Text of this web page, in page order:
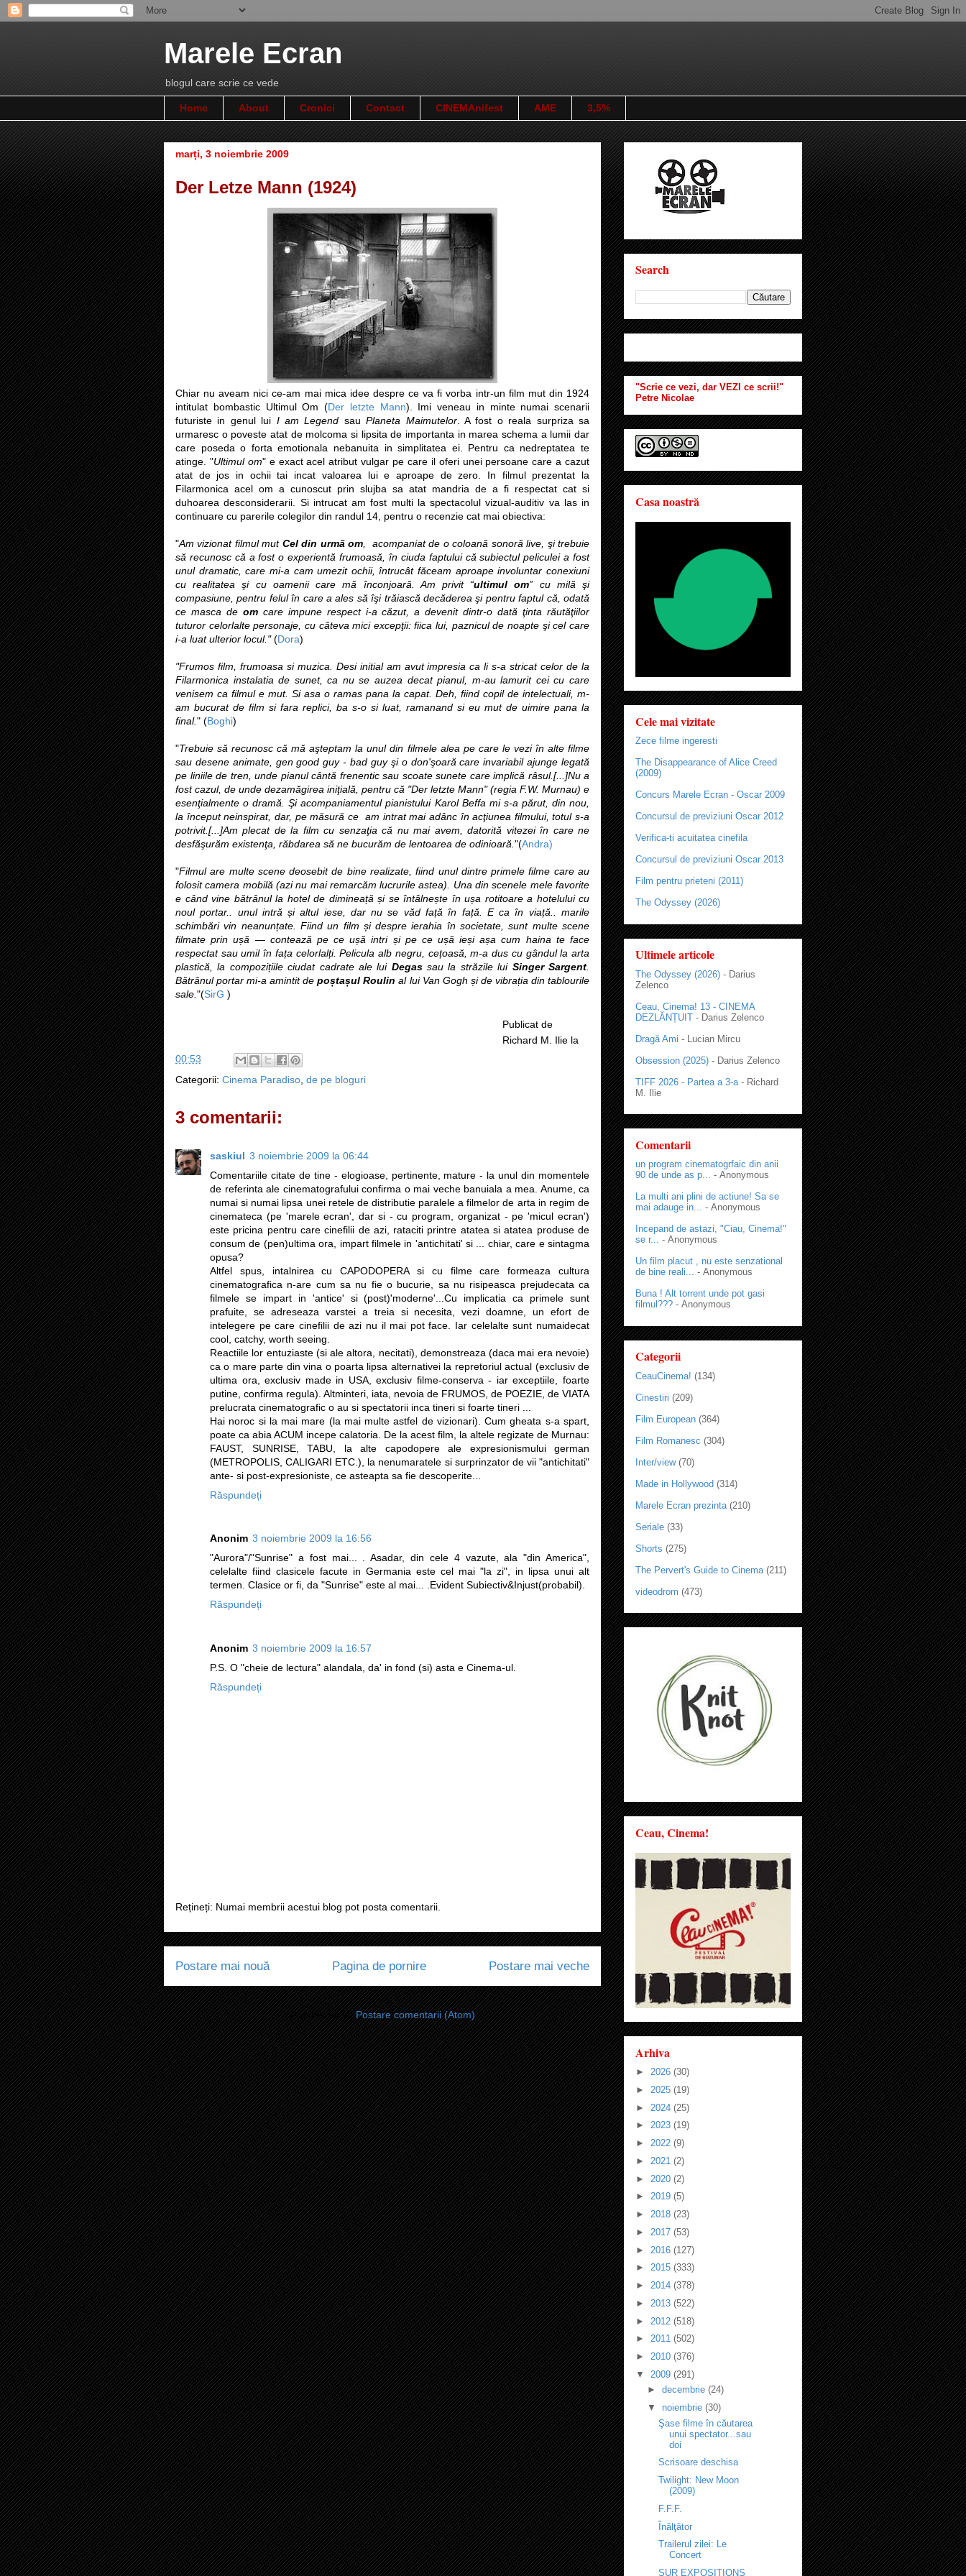
Marele Ecran
blogul care scrie ce vede
Home About Cronici Contact CINEMAnifest AME 3,5%
marți, 3 noiembrie 2009
Der Letze Mann (1924)
Chiar nu aveam nici ce-am mai mica idee despre ce va fi vorba intr-un film mut din 1924
intitulat bombastic Ultimul Om (Der letzte Mann). Imi veneau in minte numai scenarii
futuriste in genul lui I am Legend sauPlaneta Maimutelor. A fost o reala surpriza sa
urmaresc o poveste atat de molcoma si lipsita de importanta in marea schema a lumii dar
care poseda o forta emotionala nebanuita in simplitatea ei. Pentru ca nedreptatea te
atinge. "Ultimul om" e exact acel atribut vulgar pe care il oferi unei persoane care a cazut
atat de jos in ochii tai incat valoarea lui e aproape de zero. In filmul prezentat la
Filarmonica acel om a cunoscut prin slujba sa atat mandria de a fi respectat cat si
duhoarea desconsiderarii. Si intrucat am fost multi la spectacolul vizual-auditiv va las in
continuare cu parerile colegilor din randul 14, pentru o recenzie cat mai obiectiva:
"Am vizionat filmul mut Cel din urmăom , acompaniat de o coloană sonoră live, şi trebuie
să recunosc că a fost o experientă frumoasă, în ciuda faptului că subiectul peliculei a fost
unul dramatic, care mi-a cam umezit ochii, întrucât făceam aproape involuntar conexiuni
cu realitatea şi cu oamenii care mă înconjoară. Am privit “ultimul om” cu milă şi
compasiune, pentru felul în care a ales să îşi trăiască decăderea şi pentru faptul că, odată
ce masca de omcare impune respect i-a căzut, a devenit dintr-o dată ţinta răutăţiilor
tuturor celorlalte personaje, cu câteva mici excepţii: fiica lui, paznicul de noapte şi cel care
i-a luat ulterior locul."(Dora)
"Frumos film, frumoasa si muzica. Desi initial am avut impresia ca li s-a stricat celor de la
Filarmonica instalatia de sunet, ca nu se auzea decat pianul, m-au lamurit cei cu care
venisem ca filmul e mut. Si asa o ramas pana la capat. Deh, fiind copil de intelectuali, m-
am bucurat de film si fara replici, ba s-o si luat, ramanand si eu mut de uimire pana la
final." (Boghi)
"Trebuie să recunosc că mă aşteptam la unul din filmele alea pe care le vezi în alte filme
sau desene animate, gen good guy - bad guy şi o don'şoară care invariabil ajunge legată
pe liniile de tren, unde pianul cântă frenentic sau scoate sunete care implică râsul.[...]Nu a
fost cazul, de unde dezamăgirea iniţială, pentru că "Der letzte Mann" (regia F.W. Murnau) e
esenţialmente o dramă. Şi acompaniamentul pianistului Karol Beffa mi s-a părut, din nou,
la început neinspirat, dar, pe măsură ce am intrat mai adânc în acţiunea filmului, totul s-a
potrivit.[...]Am plecat de la film cu senzaţia că nu mai avem, datorită vitezei în care ne
desfăşurăm existenţa, răbdarea să ne bucurăm de lentoarea de odinioară. "(Andra)
"Filmul are multe scene deosebit de bine realizate, fiind unul dintre primele filme care au
folosit camera mobilă (azi nu mai remarcăm lucrurile astea). Una din scenele mele favorite
e când vine bătrânul la hotel de dimineață și se întâlnește în ușa rotitoare a hotelului cu
noul portar.. unul intră și altul iese, dar nu se văd față în față. E ca în viață.. marile
schimbări vin neanunțate. Fiind un film și despre ierahia în societate, sunt multe scene
filmate prin ușă — contează pe ce ușă intri și pe ce ușă ieși așa cum haina te face
respectat sau umil în fața celorlalți. Pelicula alb negru, cețoasă, m-a dus cu gândul la arta
plastică, la compozițiile ciudat cadrate ale luiDegassau la străzile lui Singer Sargent
Bătrânul portar mi-a amintit depoștașul Roulin al lui Van Gogh și de vibrația din tablourile
sale "(SirG )
Publicat de
Richard M. Ilie la
00:53
Categorii: Cinema Paradiso de pe bloguri
3 comentarii:
saskiul 3 noiembrie 2009 la 06:44
Comentariile citate de tine - elogioase, pertinente, mature - la unul din momentele
de referinta ale cinematografului confirma o mai veche banuiala a mea. Anume, ca
numai si numai lipsa unei retele de distributie paralele a filmelor de arta in regim de
cinemateca (pe 'marele ecran', dar si - cu program, organizat - pe 'micul ecran')
este pricina pentru care cinefilii de azi, rataciti printre atatea si atatea produse de
consum de (pen)ultima ora, impart filmele in 'antichitati' si ... chiar, care e sintagma
opusa?
Altfel spus, intalnirea cu CAPODOPERA si cu filme care formeaza cultura
cinematografica n-are cum sa nu fie o bucurie, sa nu risipeasca prejudecata ca
filmele se impart in 'antice' si (post)'moderne'...Cu implicatia ca primele sunt
prafuite, se adreseaza varstei a treia si necesita, vezi doamne, un efort de
intelegere pe care cinefilii de azi nu il mai pot face. Iar celelalte sunt numaidecat
cool, catchy, worth seeing.
Reactiile lor entuziaste (si ale altora, necitati), demonstreaza (daca mai era nevoie)
ca o mare parte din vina o poarta lipsa alternativei la repretoriul actual (exclusiv de
ultima ora, exclusiv made in USA, exclusiv filme-conserva - iar exceptiile, foarte
putine, confirma regula). Altminteri, iata, nevoia de FRUMOS, de POEZIE, de VIATA
prelucrata cinematografic o au si spectatorii inca tineri si foarte tineri ...
Hai noroc si la mai mare (la mai multe astfel de vizionari). Cum gheata s-a spart,
poate ca abia ACUM incepe calatoria. De la acest film, la altele regizate de Murnau:
FAUST, SUNRISE, TABU, la alte capodopere ale expresionismului german
(METROPOLIS, CALIGARI ETC.), la nenumaratele si surprinzator de vii "antichitati"
ante- si post-expresioniste, ce asteapta sa fie descoperite...
Răspundeți
Anonim 3 noiembrie 2009 la 16:56
"Aurora"/"Sunrise" a fost mai... . Asadar, din cele 4 vazute, ala "din America",
celelalte fiind clasicele facute in Germania este cel mai "la zi", in lipsa unui alt
termen. Clasice or fi, da "Sunrise" este al mai... .Evident Subiectiv&Injust(probabil).
Răspundeți
Anonim 3 noiembrie 2009 la 16:57
P.S. O "cheie de lectura" alandala, da' in fond (si) asta e Cinema-ul.
Răspundeți
Rețineți: Numai membrii acestui blog pot posta comentarii.
Postare mai nouă Postare mai veche
Pagina de pornire
Abonați-vă la:Postare comentarii (Atom)
Search
"Scrie ce vezi, dar VEZI ce scrii!"
Petre Nicolae
Casa noastră
Cele mai vizitate
Zece filme ingeresti
The Disappearance of Alice Creed
(2009)
Concurs Marele Ecran - Oscar 2009
Concursul de previziuni Oscar 2012
Verifica-ti acuitatea cinefila
Concursul de previziuni Oscar 2013
Film pentru prieteni (2011)
The Odyssey (2026)
Ultimele articole
The Odyssey (2026) - Darius
Zelenco
Ceau, Cinema! 13 - CINEMA
DEZLĂNȚUIT - Darius Zelenco
Dragă Ami - Lucian Mircu
Obsession (2025) - Darius Zelenco
TIFF 2026 - Partea a 3-a - Richard
M. Ilie
Comentarii
un program cinematogrfaic din anii
90 de unde as p... - Anonymous
La multi ani plini de actiune! Sa se
mai adauge in... - Anonymous
Incepand de astazi, "Ciau, Cinema!"
se r... - Anonymous
Un film placut , nu este senzational
de bine reali... - Anonymous
Buna ! Alt torrent unde pot gasi
filmul??? - Anonymous
Categorii
CeauCinema! (134)
Cinestiri (209)
Film European (364)
Film Romanesc (304)
Inter/view (70)
Made in Hollywood (314)
Marele Ecran prezinta (210)
Seriale (33)
Shorts (275)
The Pervert's Guide to Cinema (211)
videodrom (473)
Ceau, Cinema!
Arhiva
► 2026 (30)
► 2025 (19)
► 2024 (25)
► 2023 (19)
► 2022 (9)
► 2021 (2)
► 2020 (2)
► 2019 (5)
► 2018 (23)
► 2017 (53)
► 2016 (127)
► 2015 (333)
► 2014 (378)
► 2013 (522)
► 2012 (518)
► 2011 (502)
► 2010 (376)
▼ 2009 (291)
► decembrie (24)
▼ noiembrie (30)
Şase filme în căutarea
unui spectator...sau
doi
Scrisoare deschisa
Twilight: New Moon
(2009)
F.F.F.
Înălţător
Trailerul zilei: Le
Concert
SUR EXPOSITIONS